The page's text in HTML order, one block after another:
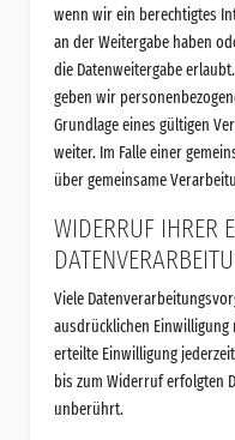
wenn wir ein berechtigtes
an der Weitergabe haben
die Datenweitergabe
geben wir
Grundlage eines gültigen
weiter. Im Falle einer
über gemeinsame
WIDERRUF IHRER
Viele
ausdrücklichen Einwilligung
erteilte Einwilligung
bis zum Widerruf erfolgten
unberührt.